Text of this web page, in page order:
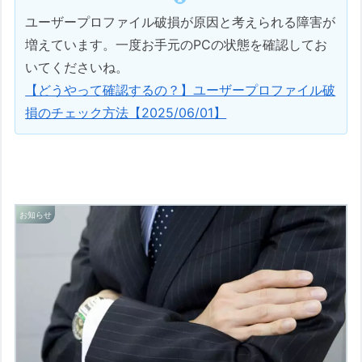
ユーザープロファイル破損が原因と考えられる障害が
増えています。一度お手元のPCの状態を確認してお
いてくださいね。
【どうやって確認するの？】ユーザープロファイル破
損のチェック方法【2025/06/01】
お知らせ